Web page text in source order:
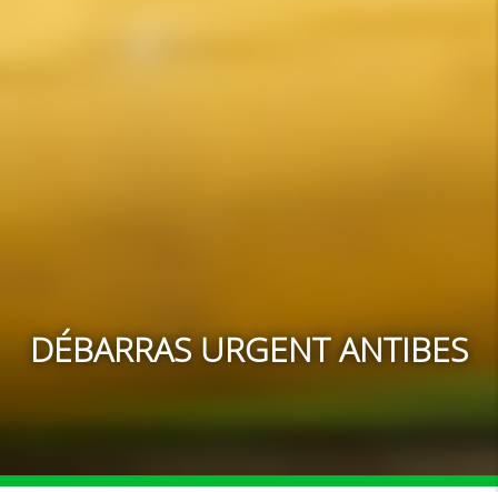
DÉBARRAS URGENT ANTIBES